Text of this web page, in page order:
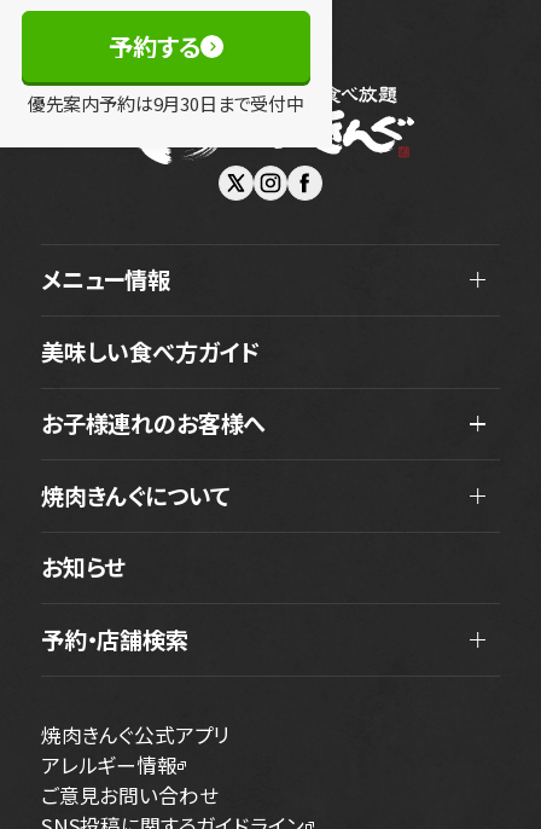
予約する
優先案内予約は9月30日 まで受付中
メニュー情報
美味しい食べ方ガイド
お子様連れのお客様へ
焼肉きんぐについて
お知らせ
予約・店舗検索
焼肉きんぐ公式アプリ
アレルギー情報
ご意見お問い合わせ